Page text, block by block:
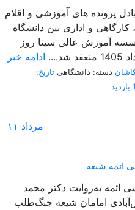
پرونده‌ های آموزشی و اقلام
کارگاهی و اداری بین دانشگاه
آموزش عالی سینا روز
ادامه خبر
دسته: دانشگاهی تاریخ:
۱۱ مرداد
ائمه شیعه
امامان شیعه جنگ‌طلب